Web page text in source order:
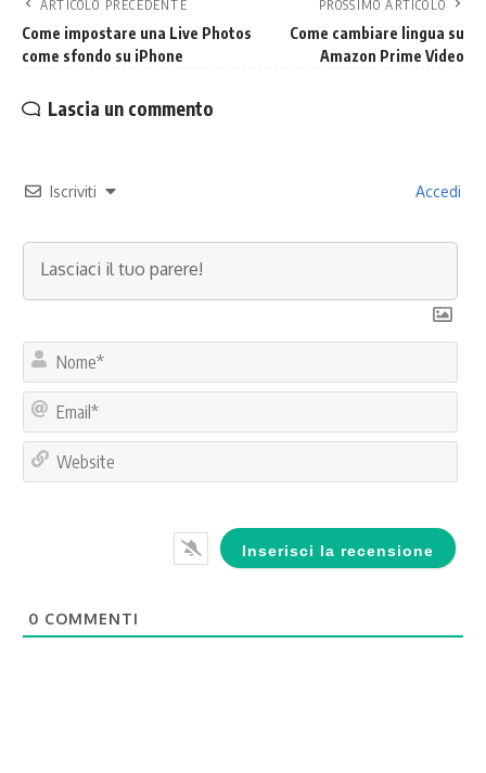
ARTICOLO PRECEDENTE
Come impostare una Live Photos
come sfondo su iPhone
PROSSIMO ARTICOLO
Come cambiare lingua su
Amazon Prime Video
Lascia un commento
Iscriviti Accedi
0 COMMENTI